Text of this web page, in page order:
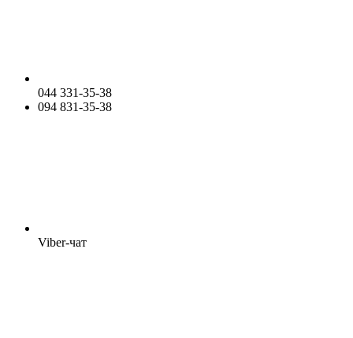
044 331-35-38
094 831-35-38
Viber-чат